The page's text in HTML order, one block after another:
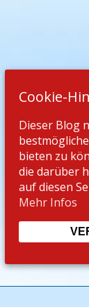
Cookie-
Dieser Blog
bieten zu
die darüber
auf diesen
Mehr Infos